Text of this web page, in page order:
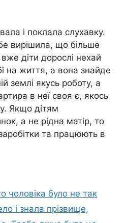
і поклала слухавку.
вирішила, що більше
діти дорослі нехай
на життя, а вона знайде
землі якусь роботу, а
в неї своя є, якось
Якщо дітям
а не рідна матір, то
та працюють в
чоловіка було не так
і знала прізвище,